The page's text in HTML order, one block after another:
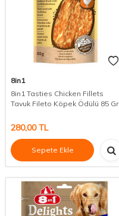
8in1
8in1 Tasties Chicken Fillets
Tavuk Fileto Köpek Ödülü 85 Gr
280,00TL
Sepete Ekle